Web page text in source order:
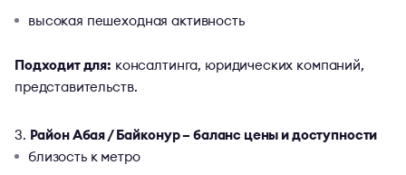
высокая пешеходная активность
Подходит для: консалтинга, юридических компаний,
представительств.
Район Абая / Байконур – баланс цены и доступности
близость к метро